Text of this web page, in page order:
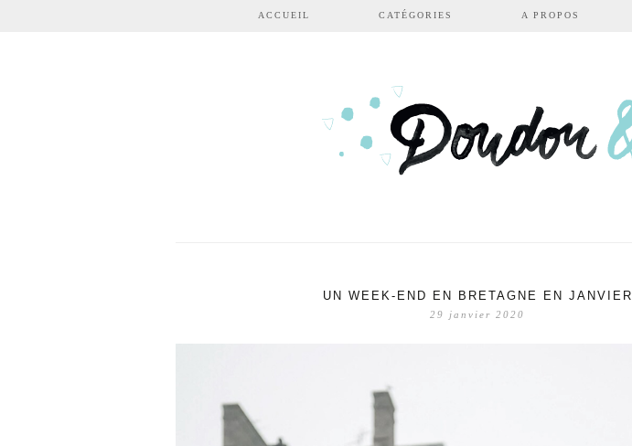
Aller au contenu principal
ACCUEIL CATÉGORIES A PROPOS
UN WEEK-END EN BRETAGNE EN JANVIER
29 janvier 2020